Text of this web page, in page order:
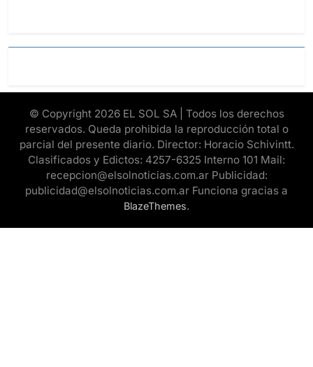
© Copyright 2026 EL SOL SA | Todos los derechos
reservados. Queda prohibida la reproducción total o
parcial del presente diario. Director: Horacio Schivintt.
Clasificados y Edictos: 4257-6325 Interno 101 Mail:
recepcion@elsolnoticias.com.ar Publicidad:
publicidad@elsolnoticias.com.ar Funciona gracias a
BlazeThemes.